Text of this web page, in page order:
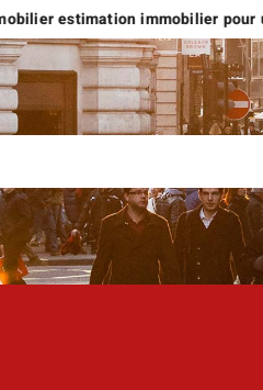
estimation immobilier pour un